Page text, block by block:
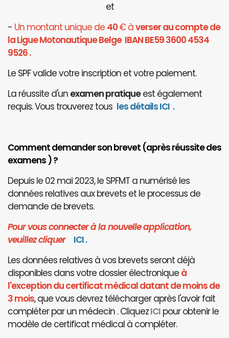
et
- Un montant unique de 40€ àverser au compte de
la Ligue Motonautique Belge IBAN BE59 3600 4534
9526 .
Le SPF valide votre inscription et votre paiement.
La réussite d'un examen pratiqueest également
requis. Vous trouverez tous les détails ICI .
Comment demander son brevet (après réussite des
examens ) ?
Depuis le 02 mai 2023, le SPFMT a numérisé les
données relatives aux brevets et le processus de
demande de brevets.
Pour vous connecter à la nouvelle application,
veuillez cliquer ICI.
Les données relatives à vos brevets seront déjà
disponibles dans votre dossier électronique à
l'exception du certificat médical datant de moins de
3 mois, que vous devrez télécharger après l'avoir fait
compléter par un médecin . CliquezICI pour obtenir le
modèle de certificat médical à compléter.